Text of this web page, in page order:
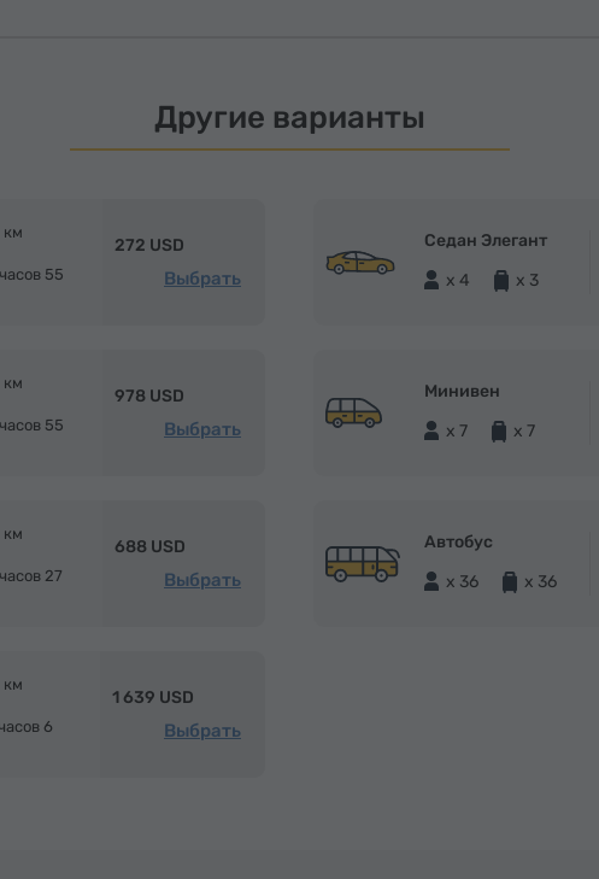
Другие варианты
км
55
272 USD
Выбрать
Седан Элегант
x 4
x 3
км
55
978 USD
Выбрать
Минивен
x 7
x 7
км
27
688 USD
Выбрать
Автобус
x 36
x 36
км
6
1 639 USD
Выбрать